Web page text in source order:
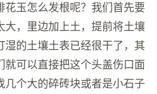
花玉怎么发根呢？我们首先要
大，里边加上土，提前将土壤
湿的土壤土表已经很干了，其
就可以直接把这个头盖伤口面
几个大的碎砖块或者是小石子